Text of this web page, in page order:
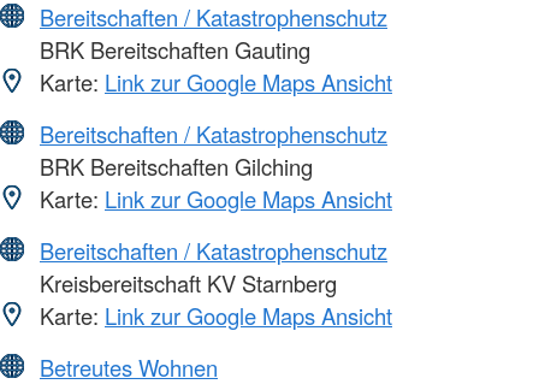
Bereitschaften / Katastrophenschutz
BRK Bereitschaften Gauting
Karte: Link zur Google Maps Ansicht
Bereitschaften / Katastrophenschutz
BRK Bereitschaften Gilching
Karte: Link zur Google Maps Ansicht
Bereitschaften / Katastrophenschutz
Kreisbereitschaft KV Starnberg
Karte: Link zur Google Maps Ansicht
Betreutes Wohnen